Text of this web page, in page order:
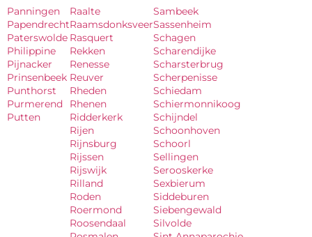
Panningen
Papendrecht
Paterswolde
Philippine
Pijnacker
Prinsenbeek
Punthorst
Purmerend
Putten
Raalte
Raamsdonksveer
Rasquert
Rekken
Renesse
Reuver
Rheden
Rhenen
Ridderkerk
Rijen
Rijnsburg
Rijssen
Rijswijk
Rilland
Roden
Roermond
Roosendaal
Sambeek
Sassenheim
Schagen
Scharendijke
Scharsterbrug
Scherpenisse
Schiedam
Schiermonnikoog
Schijndel
Schoonhoven
Schoorl
Sellingen
Serooskerke
Sexbierum
Siddeburen
Siebengewald
Silvolde